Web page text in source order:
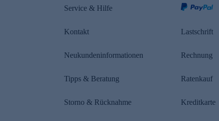
Service & Hilfe
Kontakt
Neukundeninformationen
Tipps & Beratung
Storno & Rücknahme
Lastschrift
Rechnung
Ratenkauf
Kreditkarte